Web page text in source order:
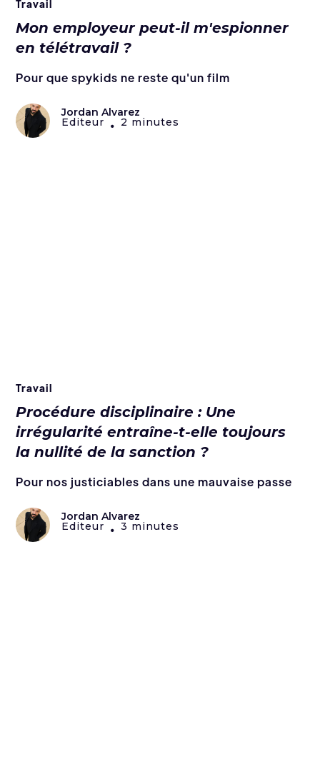
Travail
Mon employeur peut-il m'espionner
en télétravail ?
Pour que spykids ne reste qu'un film
Jordan Alvarez
Editeur • 2 minutes
Travail
Procédure disciplinaire : Une
irrégularité entraîne-t-elle toujours
la nullité de la sanction ?
Pour nos justiciables dans une mauvaise passe
Jordan Alvarez
Editeur • 3 minutes